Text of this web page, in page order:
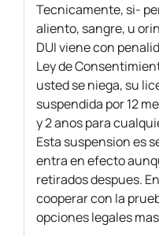
Tecnicamente, si-
aliento, sangre, u
DUI viene con
Ley de
usted se niega, su
suspendida por 12
y 2 anos para
Esta suspension es
entra en efecto
retirados despues.
cooperar con la
opciones legales